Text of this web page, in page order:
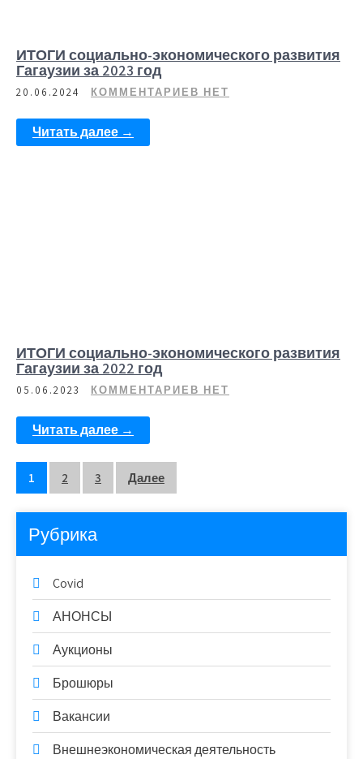
ИТОГИ социально-экономического развития
Гагаузии за 2023 год
20.06.2024 КОММЕНТАРИЕВ НЕТ
Читать далее →
ИТОГИ социально-экономического развития
Гагаузии за 2022 год
05.06.2023 КОММЕНТАРИЕВ НЕТ
Читать далее →
1 2 3 Далее
Рубрика
Covid
АНОНСЫ
Аукционы
Брошюры
Вакансии
Внешнеэкономическая деятельность